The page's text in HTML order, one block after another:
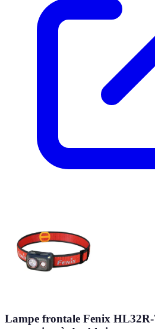
Lampe frontale Fenix HL32R-